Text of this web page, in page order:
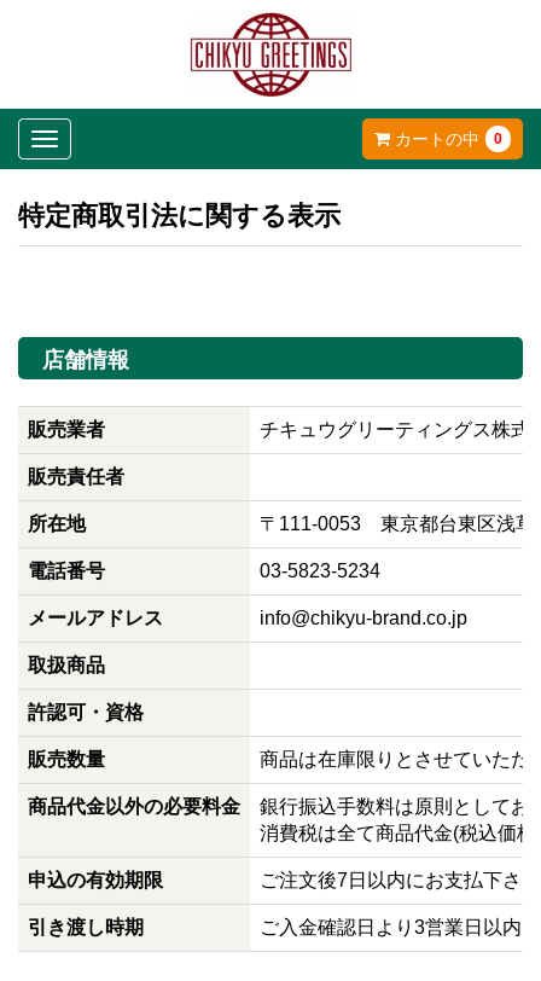
Toggle
navigation
カートの中 0
特定商取引法に関する表示
店舗情報
販売業者 チキュウグリーティングス株式
販売責任者
所在地 〒111-0053 東京都台東区浅草
電話番号 03-5823-5234
メールアドレス info@chikyu-brand.co.jp
取扱商品
許認可・資格
販売数量 商品は在庫限りとさせていただ
商品代金以外の必要料金
銀行振込手数料は原則としてお
消費税は全て商品代金(税込価
申込の有効期限 ご注文後7日以内にお支払下さ
引き渡し時期 ご入金確認日より3営業日以内